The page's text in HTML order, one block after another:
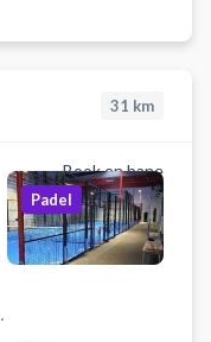
31 km
Book en bane
Padel